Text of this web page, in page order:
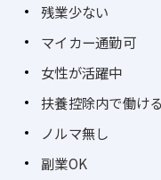
残業少ない
マイカー通勤可
女性が活躍中
扶養控除内で働ける
ノルマ無し
副業OK